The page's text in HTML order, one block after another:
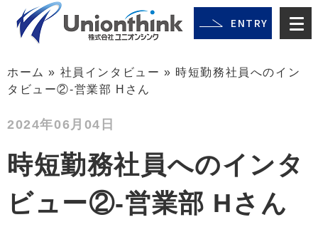
ENTRY
ホーム » 社員インタビュー » 時短勤務社員へのイン
タビュー②-営業部 Hさん
2024年06月04日
時短勤務社員へのインタ
ビュー②-営業部 Hさん